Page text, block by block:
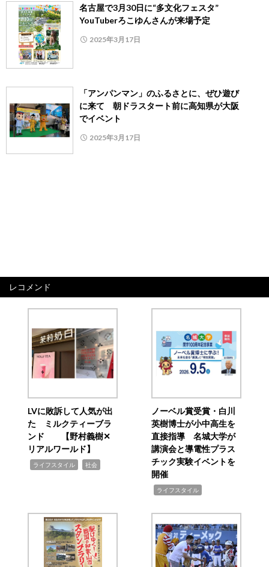
名古屋で3月30日に“多文化フェスタ”
YouTuberろこゆんさんが来場予定
2025年3月17日
「アンパンマン」のふるさとに、ぜひ遊び
に来て 朝ドラスタート前に高知県が大阪
でイベント
2025年3月17日
レコメンド
LVに敗訴して人気が出
た ミルクティーブラ
ンド 【野村義樹✕
リアルワールド】
ライフスタイル 社会
ノーベル賞受賞・白川
英樹博士が小中高生を
直接指導 名城大学が
講演会と導電性プラス
チック実験イベントを
開催
ライフスタイル